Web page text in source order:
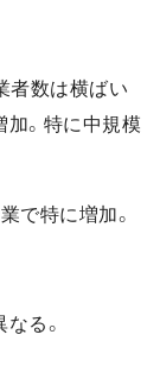
者数は横ばい
加。特に中規模
で特に増加。
る。